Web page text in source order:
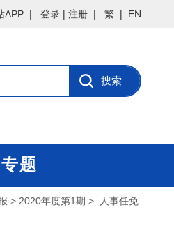
APP | 登录 | 注册 | 繁 | EN
专题
> 2020年度第1期 > 人事任免